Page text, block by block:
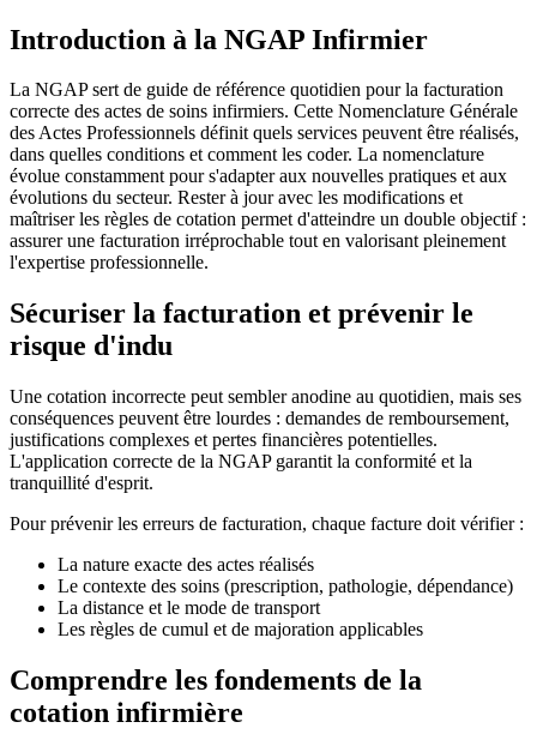
Introduction à la NGAP Infirmier
La NGAP sert de guide de référence quotidien pour la facturation
correcte des actes de soins infirmiers. Cette Nomenclature Générale
des Actes Professionnels définit quels services peuvent être réalisés,
dans quelles conditions et comment les coder. La nomenclature
évolue constamment pour s'adapter aux nouvelles pratiques et aux
évolutions du secteur. Rester à jour avec les modifications et
maîtriser les règles de cotation permet d'atteindre un double objectif :
assurer une facturation irréprochable tout en valorisant pleinement
l'expertise professionnelle.
Sécuriser la facturation et prévenir le
risque d'indu
Une cotation incorrecte peut sembler anodine au quotidien, mais ses
conséquences peuvent être lourdes : demandes de remboursement,
justifications complexes et pertes financières potentielles.
L'application correcte de la NGAP garantit la conformité et la
tranquillité d'esprit.
Pour prévenir les erreurs de facturation, chaque facture doit vérifier :
La nature exacte des actes réalisés
Le contexte des soins (prescription, pathologie, dépendance)
La distance et le mode de transport
Les règles de cumul et de majoration applicables
Comprendre les fondements de la
cotation infirmière